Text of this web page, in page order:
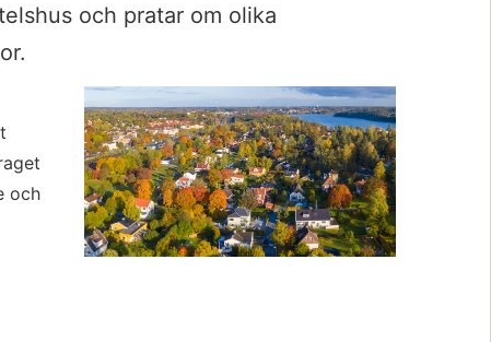
och pratar om olika
Förstora
och